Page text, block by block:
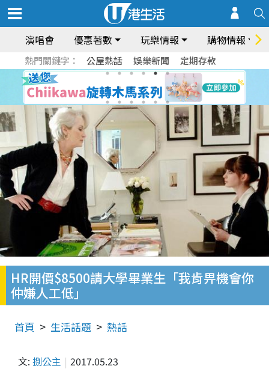
演唱會 優惠著數 玩樂情報 購物情報
熱門關鍵字： 公屋熱話 娛樂新聞 定期存款
HR開價$8500請大學畢業生「我肯畀機會你
仲嫌人工低」
首頁 生活話題 熱話
文: 捌公主 2017.05.23